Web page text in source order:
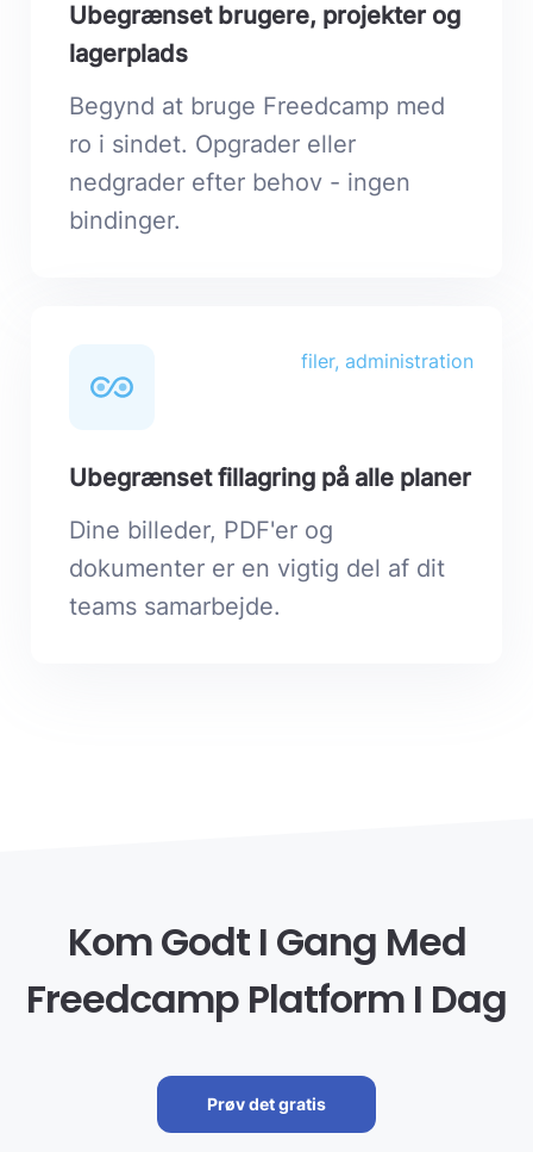
Ubegrænset brugere, projekter og
lagerplads
Begynd at bruge Freedcamp med
ro i sindet. Opgrader eller
nedgrader efter behov - ingen
bindinger.
filer, administration
Ubegrænset fillagring på alle planer
Dine billeder, PDF'er og
dokumenter er en vigtig del af dit
teams samarbejde.
Kom Godt I Gang Med
Freedcamp Platform I Dag
Prøv det gratis